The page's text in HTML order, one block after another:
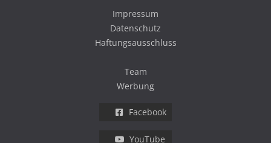
Impressum
Datenschutz
Haftungsausschluss
Team
Werbung
Facebook
YouTube